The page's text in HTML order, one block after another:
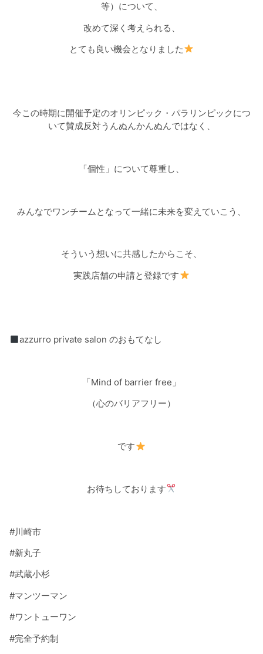
等）について、
改めて深く考えられる、
とても良い機会となりました
今この時期に開催予定のオリンピック・パラリンピックにつ
いて賛成反対うんぬんかんぬんではなく、
「個性」について尊重し、
みんなでワンチームとなって一緒に未来を変えていこう、
そういう想いに共感したからこそ、
実践店舗の申請と登録です
azzurro private salonのおもてなし
「Mind of barrier free 」
（心のバリアフリー）
です
お待ちしております
#川崎市
#新丸子
#武蔵小杉
#マンツーマン
#ワントューワン
#完全予約制